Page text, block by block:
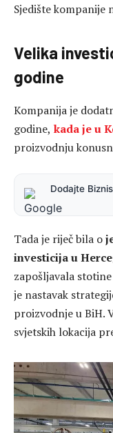
Sjedište kompanije
Velika
godine
Kompanija je
godine, kada je u
proizvodnju
Dodajte
Tada je riječ bila o
investicija u
zapošljavala
je nastavak
proizvodnje u BiH.
svjetskih lokacija